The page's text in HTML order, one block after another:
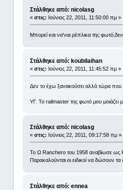
Στάλθηκε από: nicolasg
« στις: Ιούνιος 22, 2011, 11:50:00 πμ »
Μπορεί και να'ναι ρέπλικα της
Στάλθηκε από: koubilaihan
« στις: Ιούνιος 22, 2011, 11:45:52 πμ »
Δεν το έχω ξανακούσει αλλά τώρα που
ΥΓ. Το railmaster της φωτό μου μοιάζει
Στάλθηκε από: nicolasg
« στις: Ιούνιος 22, 2011, 09:17:58 πμ »
Το Ω Ranchero του 1958 αναβίωσε ως
Παρακαλούνται οι ειδικοί να δώσουν
Στάλθηκε από: ennea